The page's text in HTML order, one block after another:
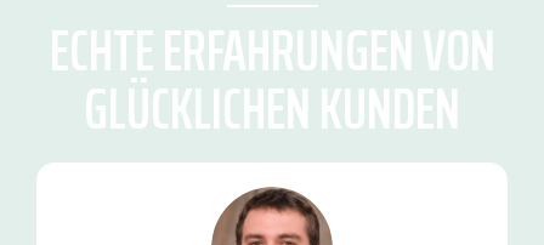
ECHTE ERFAHRUNGEN VON
GLÜCKLICHEN KUNDEN